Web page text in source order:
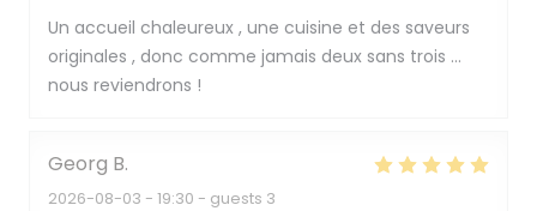
Un accueil chaleureux , une cuisine et des saveurs
originales , donc comme jamais deux sans trois …
nous reviendrons !
Georg B
2026-08-03 - 19:30 - guests 3